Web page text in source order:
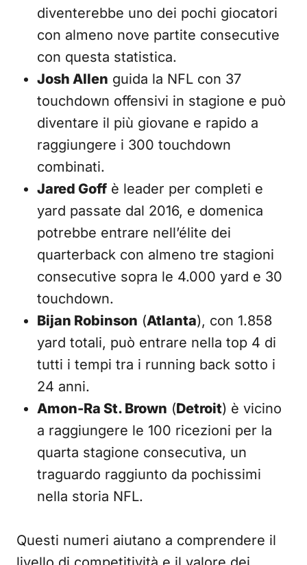
diventerebbe uno dei pochi giocatori
con almeno nove partite consecutive
con questa statistica.
Josh Allen guida la NFL con 37
touchdown offensivi in stagione e può
diventare il più giovane e rapido a
raggiungere i 300 touchdown
combinati.
Jared Goff è leader per completi e
yard passate dal 2016, e domenica
potrebbe entrare nell’élite dei
quarterback con almeno tre stagioni
consecutive sopra le 4.000 yard e 30
touchdown.
Bijan Robinson (Atlanta), con 1.858
yard totali, può entrare nella top 4 di
tutti i tempi tra i running back sotto i
24 anni.
Amon-Ra St. Brown (Detroit) è vicino
a raggiungere le 100 ricezioni per la
quarta stagione consecutiva, un
traguardo raggiunto da pochissimi
nella storia NFL.
Questi numeri aiutano a comprendere il